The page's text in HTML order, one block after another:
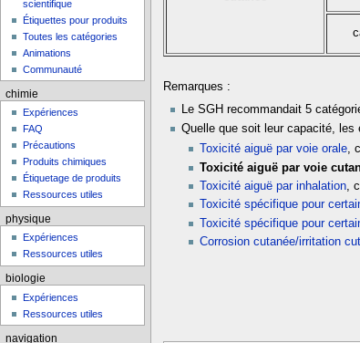
Remarques :
Le SGH recommandait 5
Quelle que soit leur capacité,
Toxicité aiguë par voie orale,
Toxicité aiguë par voie
Toxicité aiguë par inhalation,
Toxicité spécifique pour
Toxicité spécifique pour
Corrosion cutanée/irritation
scientifique
Étiquettes pour produits
Toutes les catégories
Animations
Communauté
chimie
Expériences
FAQ
Précautions
Produits chimiques
Étiquetage de produits
Ressources utiles
physique
Expériences
Ressources utiles
biologie
Expériences
Ressources utiles
navigation